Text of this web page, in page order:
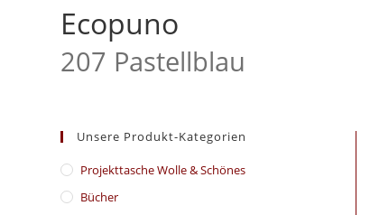
Ecopuno
207 Pastellblau
Unsere Produkt-Kategorien
​Projekttasche Wolle & Schönes
Bücher